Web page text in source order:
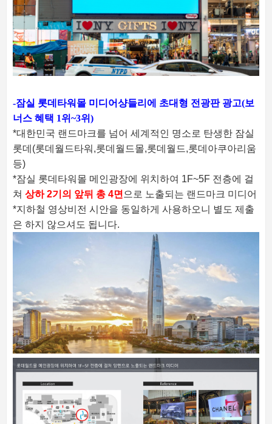
-잠실 롯데타워몰 미디어샹들리에 초대형 전광판 광고(보
너스 혜택 1위~3위)
*대한민국 랜드마크를 넘어 세계적인 명소로 탄생한 잠실
롯데(롯데월드타워,롯데월드몰,롯데월드,롯데아쿠아리움
등)
*잠실 롯데타워몰 메인광장에 위치하여 1F~5F 전층에 걸
쳐 상하 2기의 앞뒤 총 4면 으로 노출되는 랜드마크 미디어
*지하철 영상비전 시안을 동일하게 사용하오니 별도 제출
은 하지 않으셔도 됩니다.